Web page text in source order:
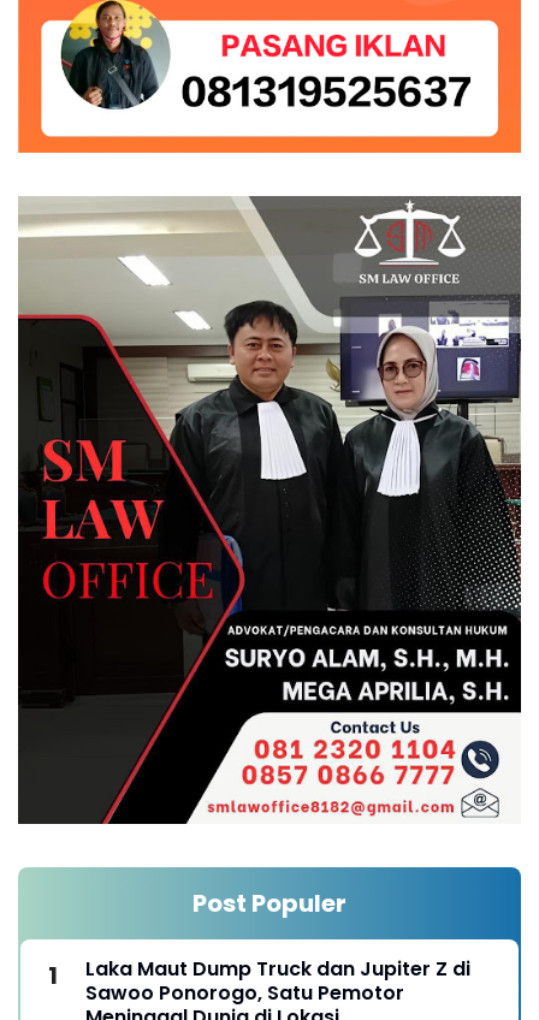
Post Populer
Laka Maut Dump Truck dan Jupiter Z di
Sawoo Ponorogo, Satu Pemotor